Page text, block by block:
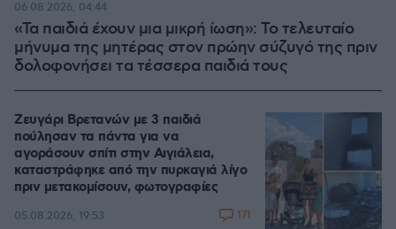
«Τα παιδιά έχουν μια μικρή ίωση»: Το τελευταίο
μήνυμα της μητέρας στον πρώην σύζυγό της πριν
δολοφονήσει τα τέσσερα παιδιά τους
06.08.2026, 04:44
Ζευγάρι Βρετανών με 3 παιδιά
πούλησαν τα πάντα για να
αγοράσουν σπίτι στην Αιγιάλεια,
καταστράφηκε από την πυρκαγιά λίγο
πριν μετακομίσουν, φωτογραφίες
05.08.2026, 19:53 171